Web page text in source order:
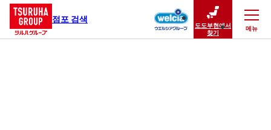
점포 검색
도도부현에서
찾기
메뉴
닫기